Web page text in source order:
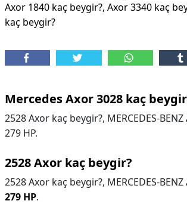
Axor 1840 kaç beygir?, Axor 3340 kaç
kaç beygir?
Mercedes Axor 3028 kaç
2528 Axor kaç beygir?, MERCEDES-BENZ
279 HP.
2528 Axor kaç beygir?
2528 Axor kaç beygir?, MERCEDES-
279 HP.